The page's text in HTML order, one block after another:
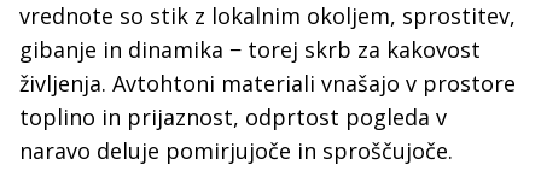
vrednote so stik z lokalnim okoljem, sprostitev,
gibanje in dinamika − torej skrb za kakovost
življenja. Avtohtoni materiali vnašajo v prostore
toplino in prijaznost, odprtost pogleda v
naravo deluje pomirjujoče in sproščujoče.